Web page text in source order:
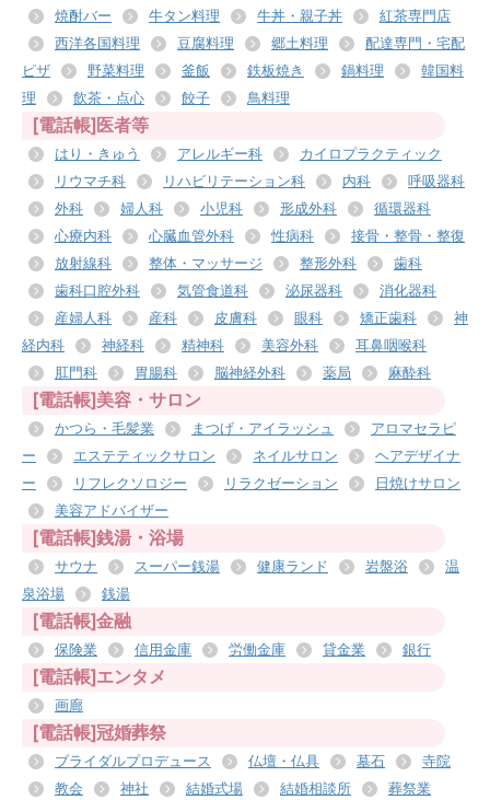
焼酎バー
牛タン料理 牛丼・親子丼
紅茶専門店
西洋各国料理
豆腐料理 郷土料理
配達専門・宅配
ピザ
野菜料理 釜飯 鉄板焼き 鍋料理
韓国料
理
飲茶・点心 餃子 鳥料理
[電話帳]医者等
はり・きゅう アレルギー科
カイロプラクティック
リウマチ科
リハビリテーション科 内科
呼吸器科
外科
婦人科 小児科 形成外科
循環器科
心療内科
心臓血管外科 性病科
接骨・整骨・整復
放射線科
整体・マッサージ 整形外科
歯科
歯科口腔外科
気管食道科 泌尿器科
消化器科
産婦人科
産科 皮膚科 眼科 矯正歯科
神
経内科
神経科 精神科 美容外科
耳鼻咽喉科
肛門科
胃腸科 脳神経外科 薬局 麻酔科
[電話帳]美容・サロン
かつら・毛髪業 まつげ・アイラッシュ
アロマセラピ
ー
エステティックサロン ネイルサロン
ヘアデザイナ
ー
リフレクソロジー リラクゼーション
日焼けサロン
美容アドバイザー
[電話帳]銭湯・浴場
サウナ スーパー銭湯 健康ランド 岩盤浴
温
泉浴場
銭湯
[電話帳]金融
保険業 信用金庫 労働金庫 貸金業 銀行
[電話帳]エンタメ
画廊
[電話帳]冠婚葬祭
ブライダルプロデュース 仏壇・仏具 墓石
寺院
教会
神社 結婚式場 結婚相談所
葬祭業